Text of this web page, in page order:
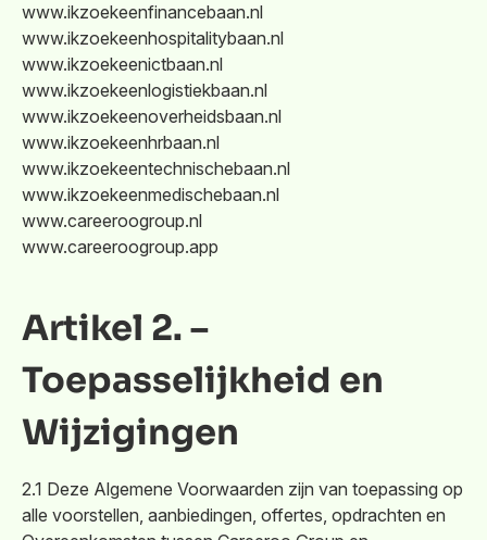
www.ikzoekeenfinancebaan.nl
www.ikzoekeenhospitalitybaan.nl
www.ikzoekeenictbaan.nl
www.ikzoekeenlogistiekbaan.nl
www.ikzoekeenoverheidsbaan.nl
www.ikzoekeenhrbaan.nl
www.ikzoekeentechnischebaan.nl
www.ikzoekeenmedischebaan.nl
www.careeroogroup.nl
www.careeroogroup.app
Artikel 2. –
Toepasselijkheid en
Wijzigingen
2.1 Deze Algemene Voorwaarden zijn van toepassing op
alle voorstellen, aanbiedingen, offertes, opdrachten en